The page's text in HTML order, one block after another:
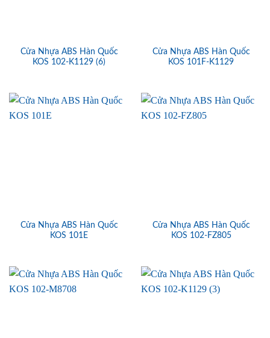
Cửa Nhựa ABS Hàn Quốc
KOS 102-K1129 (6)
Cửa Nhựa ABS Hàn Quốc
KOS 101F-K1129
Cửa Nhựa ABS Hàn Quốc
KOS 101E
Cửa Nhựa ABS Hàn Quốc
KOS 102-FZ805